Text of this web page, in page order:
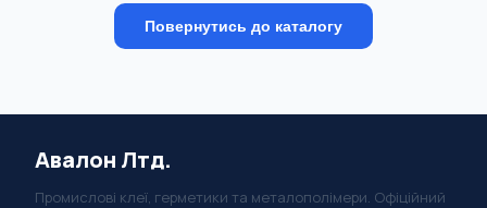
Повернутись до каталогу
Авалон Лтд.
Промислові клеї, герметики та металополімери. Офіційний